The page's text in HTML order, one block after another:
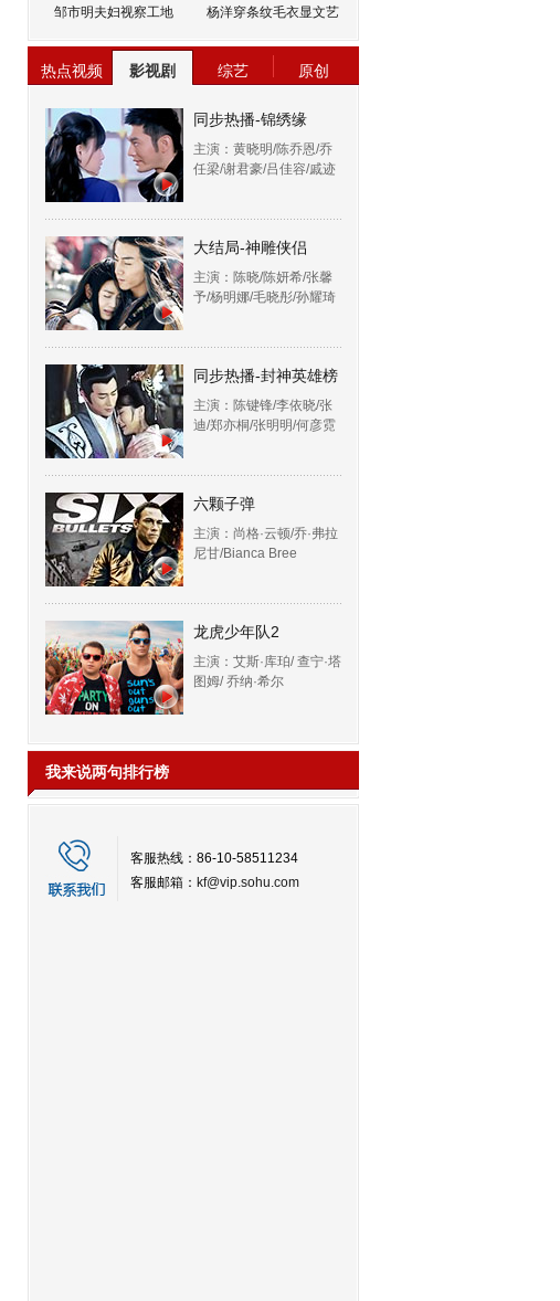
邹市明夫妇视察工地 杨洋穿条纹毛衣显文艺
热点视频 影视剧 综艺 原创
同步热播-锦绣缘
主演：黄晓明/陈乔恩/乔
任梁/谢君豪/吕佳容/戚迹
大结局-神雕侠侣
主演：陈晓/陈妍希/张馨
予/杨明娜/毛晓彤/孙耀琦
同步热播-封神英雄榜
主演：陈键锋/李依晓/张
迪/郑亦桐/张明明/何彦霓
六颗子弹
主演：尚格·云顿/乔·弗拉
尼甘/Bianca Bree
龙虎少年队2
主演：艾斯·库珀/ 查宁·塔
图姆/ 乔纳·希尔
我来说两句排行榜
客服热线：86-10-58511234
客服邮箱： kf@vip.sohu.com